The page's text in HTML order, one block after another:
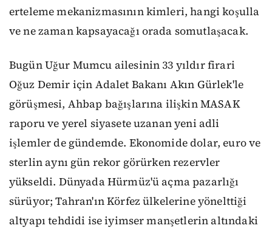
erteleme mekanizmasının kimleri, hangi koşulla
ve ne zaman kapsayacağı orada somutlaşacak.
Bugün Uğur Mumcu ailesinin 33 yıldır firari
Oğuz Demir için Adalet Bakanı Akın Gürlek'le
görüşmesi, Ahbap bağışlarına ilişkin MASAK
raporu ve yerel siyasete uzanan yeni adli
işlemler de gündemde. Ekonomide dolar, euro ve
sterlin aynı gün rekor görürken rezervler
yükseldi. Dünyada Hürmüz'ü açma pazarlığı
sürüyor; Tahran'ın Körfez ülkelerine yönelttiği
altyapı tehdidi ise iyimser manşetlerin altındaki